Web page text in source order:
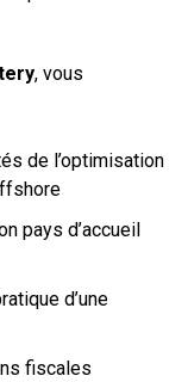
, vous
de l’optimisation
pays d’accueil
d’une
fiscales